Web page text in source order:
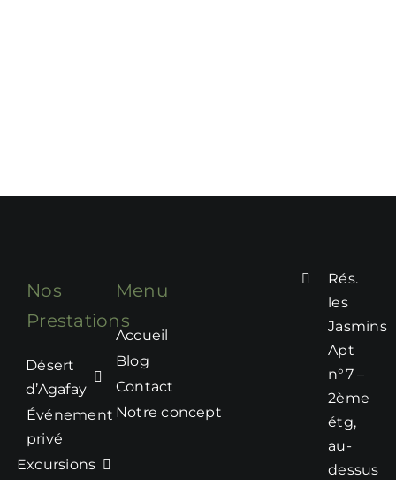
Nos
Prestations
Désert
d’Agafay
Événement
privé
Excursions
Menu
Accueil
Blog
Contact
Notre concept
Rés.
les
Jasmins
Apt
n°7 –
2ème
étg,
au-
dessus